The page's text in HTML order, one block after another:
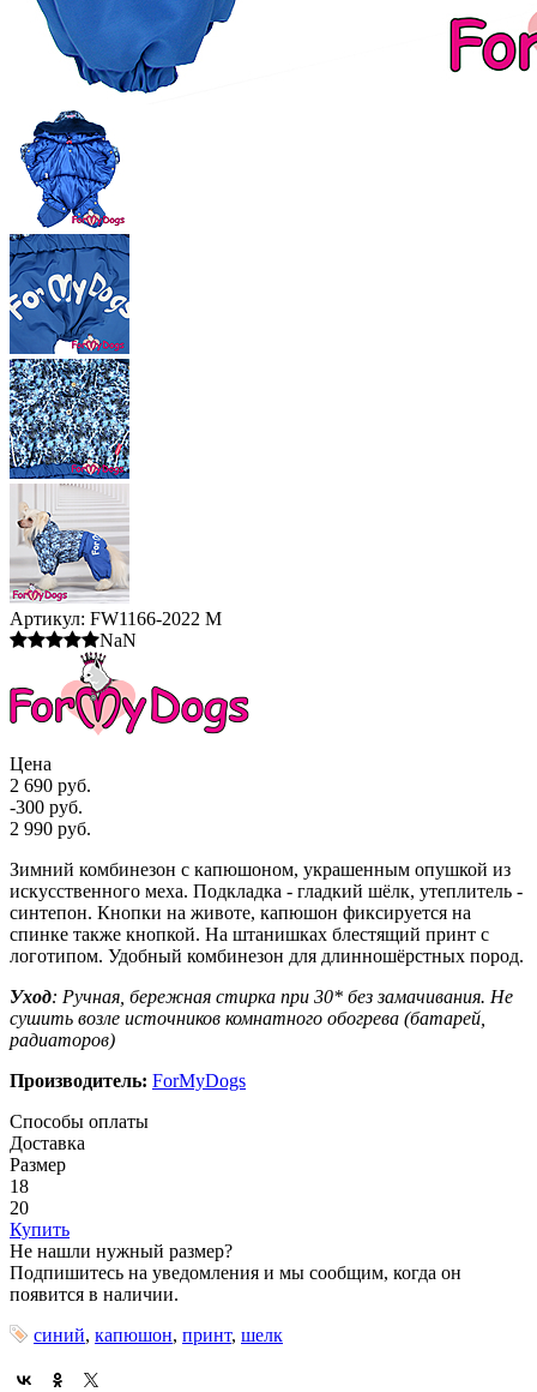
Артикул: FW1166-2022 M
NaN
Цена
2 690 руб.
-300 руб.
2 990 руб.
Зимний комбинезон с капюшоном, украшенным опушкой из
искусственного меха. Подкладка - гладкий шёлк, утеплитель -
синтепон. Кнопки на животе, капюшон фиксируется на
спинке также кнопкой. На штанишках блестящий принт с
логотипом. Удобный комбинезон для длинношёрстных пород.
Уход: Ручная, бережная стирка при 30* без замачивания. Не
сушить возле источников комнатного обогрева (батарей,
радиаторов)
Производитель: ForMyDogs
Способы оплаты
Доставка
Размер
18
20
Купить
Не нашли нужный размер?
Подпишитесь на уведомления и мы сообщим, когда он
появится в наличии.
синий, капюшон, принт, шелк